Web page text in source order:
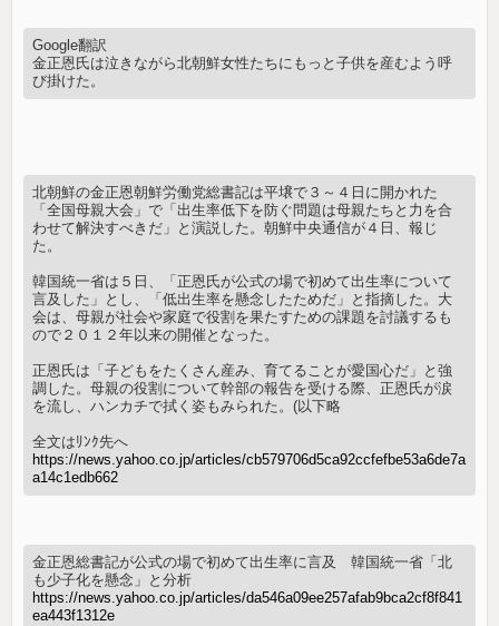
Google翻訳
金正恩氏は泣きながら北朝鮮女性たちにもっと子供を産むよう呼
び掛けた。
北朝鮮の金正恩朝鮮労働党総書記は平壌で３～４日に開かれた
「全国母親大会」で「出生率低下を防ぐ問題は母親たちと力を合
わせて解決すべきだ」と演説した。朝鮮中央通信が４日、報じ
た。
韓国統一省は５日、「正恩氏が公式の場で初めて出生率について
言及した」とし、「低出生率を懸念したためだ」と指摘した。大
会は、母親が社会や家庭で役割を果たすための課題を討議するも
ので２０１２年以来の開催となった。
正恩氏は「子どもをたくさん産み、育てることが愛国心だ」と強
調した。母親の役割について幹部の報告を受ける際、正恩氏が涙
を流し、ハンカチで拭く姿もみられた。(以下略
全文はﾘﾝｸ先へ
https://news.yahoo.co.jp/articles/cb579706d5ca92ccfefbe53a6de7a
a14c1edb662
金正恩総書記が公式の場で初めて出生率に言及 韓国統一省「北
も少子化を懸念」と分析
https://news.yahoo.co.jp/articles/da546a09ee257afab9bca2cf8f841
ea443f1312e